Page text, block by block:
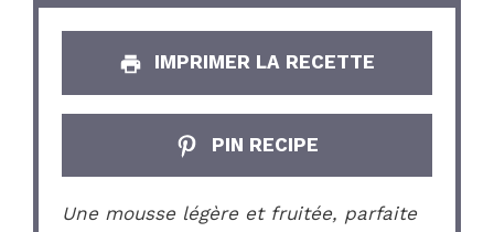
IMPRIMER LA RECETTE
PIN RECIPE
Une mousse légère et fruitée, parfaite